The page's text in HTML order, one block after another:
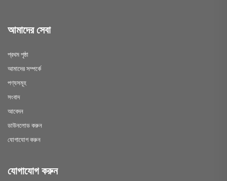
আমাদের সেবা
প্রথম পৃষ্ঠা
আমাদের সম্পর্কে
পণ্যসমূহ
সংবাদ
আবেদন
ডাউনলোড করুন
যোগাযোগ করুন
যোগাযোগ করুন